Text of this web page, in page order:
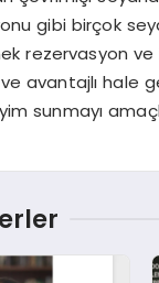
gibi birçok
rezervasyon
avantajlı hale
sunmayı